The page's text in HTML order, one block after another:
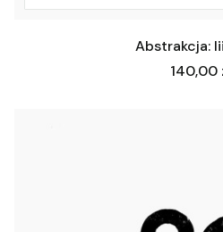
Abstrakcja:
Cena
140,00